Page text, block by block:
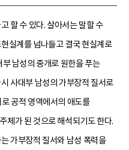
할 수 있다. 살아서는 말할 수
실계를 넘나들고 결국 현실계로
남성의 중개로 원한을 푸는
사대부 남성의 가부장적 질서로
공적 영역에서의 애도를
체가 된 것으로 해석되기도 한다.
가부장적 질서와 남성 폭력을